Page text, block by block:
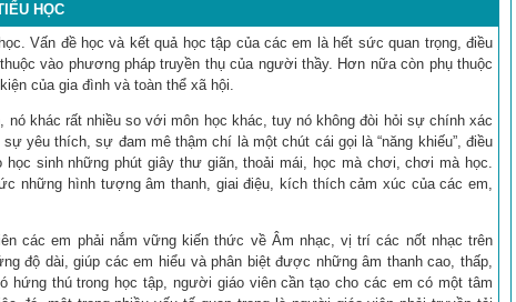
HỌC
Vấn đề học và kết quả học tập của các em là hết sức quan trọng, điều
vào phương pháp truyền thụ của người thầy. Hơn nữa còn phụ thuộc
của gia đình và toàn thể xã hội.
khác rất nhiều so với môn học khác, tuy nó không đòi hỏi sự chính xác
yêu thích, sự đam mê thậm chí là một chút cái gọi là “năng khiếu”, điều
sinh những phút giây thư giãn, thoải mái, học mà chơi, chơi mà học.
những hình tượng âm thanh, giai điệu, kích thích cảm xúc của các em,
các em phải nắm vững kiến thức về Âm nhạc, vị trí các nốt nhạc trên
độ dài, giúp các em hiểu và phân biệt được những âm thanh cao, thấp,
thú trong học tập, người giáo viên cần tạo cho các em có một tâm